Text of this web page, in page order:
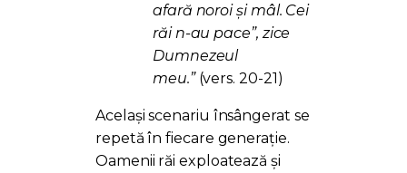
afară noroi şi mâl. Cei
răi n-au pace”, zice
Dumnezeul
meu.”(vers. 20-21)
Același scenariu însângerat se
repetă în fiecare generație.
Oamenii răi exploatează și